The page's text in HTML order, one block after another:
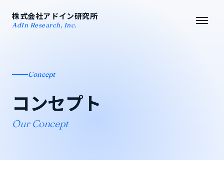
株式会社アドイン研究所
AdIn Research, Inc.
Concept
コンセプト
Our Concept